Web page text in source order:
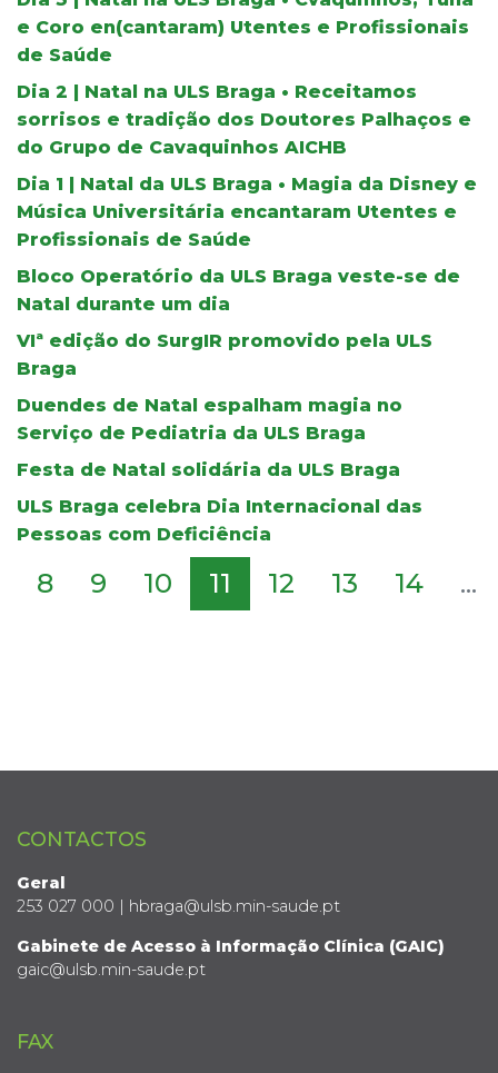
e Coro en(cantaram) Utentes e Profissionais
de Saúde
Dia 2 | Natal na ULS Braga • Receitamos
sorrisos e tradição dos Doutores Palhaços e
do Grupo de Cavaquinhos AICHB
Dia 1 | Natal da ULS Braga • Magia da Disney e
Música Universitária encantaram Utentes e
Profissionais de Saúde
Bloco Operatório da ULS Braga veste-se de
Natal durante um dia
VIª edição do SurgIR promovido pela ULS
Braga
Duendes de Natal espalham magia no
Serviço de Pediatria da ULS Braga
Festa de Natal solidária da ULS Braga
ULS Braga celebra Dia Internacional das
Pessoas com Deficiência
8 9 10 11 12 13 14 ...
CONTACTOS
Geral
253 027 000 | hbraga@ulsb.min-saude.pt
Gabinete de Acesso à Informação Clínica (GAIC)
gaic@ulsb.min-saude.pt
FAX